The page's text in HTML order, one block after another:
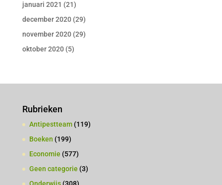
januari 2021 (21)
december 2020(29)
november 2020(29)
oktober 2020(5)
Rubrieken
Antipestteam(119)
Boeken (199)
Economie (577)
Geen categorie (3)